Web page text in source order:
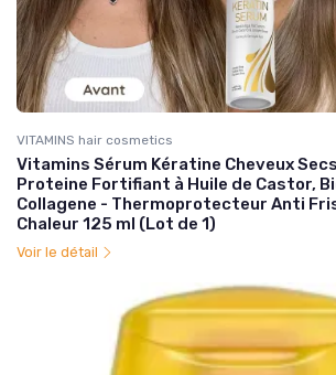
VITAMINS hair cosmetics
Vitamins Sérum Kératine Cheveux
Proteine Fortifiant à Huile de Castor,
Collagene - Thermoprotecteur Anti
Chaleur 125 ml (Lot de 1)
Voir le détail